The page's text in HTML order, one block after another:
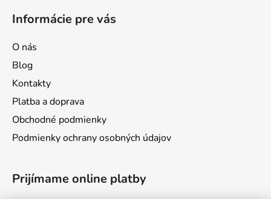
Informácie pre vás
O nás
Blog
Kontakty
Platba a doprava
Obchodné podmienky
Podmienky ochrany osobných údajov
Prijímame online platby